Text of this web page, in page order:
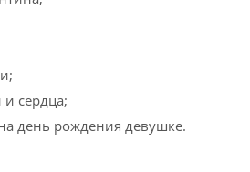
сердца;
день рождения девушке.